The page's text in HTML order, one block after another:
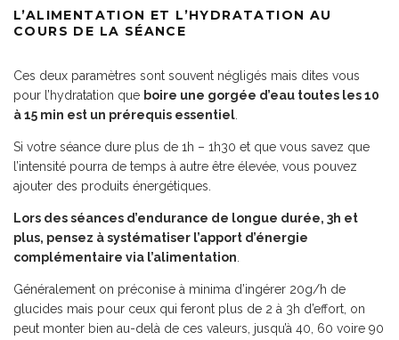
L’ALIMENTATION ET L’HYDRATATION AU
COURS DE LA SÉANCE
Ces deux paramètres sont souvent négligés mais dites vous
pour l’hydratation que boire une gorgée d’eau toutes les 10
à 15 min est un prérequis essentiel
Si votre séance dure plus de 1h – 1h30 et que vous savez que
l’intensité pourra de temps à autre être élevée, vous pouvez
ajouter des produits énergétiques.
Lors des séances d’endurance de longue durée, 3h et
plus, pensez à systématiser l’apport d’énergie
complémentaire via l’alimentation
Généralement on préconise à minima d’ingérer 20g/h de
glucides mais pour ceux qui feront plus de 2 à 3h d’effort, on
peut monter bien au-delà de ces valeurs, jusqu’à 40, 60 voire 90